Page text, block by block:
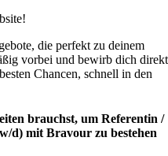
die perfekt zu deinem
vorbei und bewirb dich direkt
Chancen, schnell in den
brauchst, um Referentin /
d) mit Bravour zu bestehen